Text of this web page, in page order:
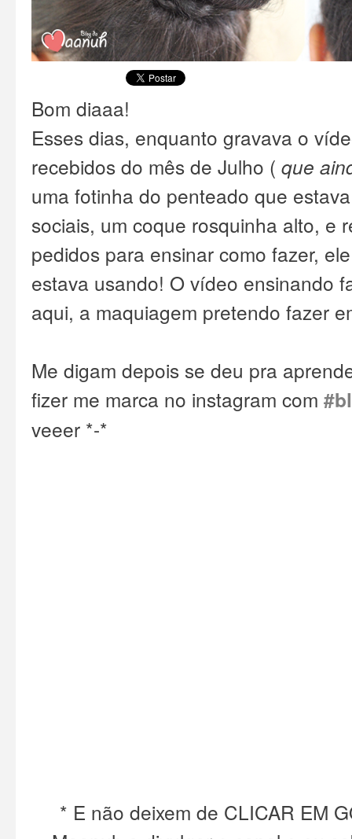
Bom diaaa!
Esses dias, enquanto gravava o
recebidos do mês de Julho ( que
uma fotinha do penteado que
sociais, um coque rosquinha alto, e
pedidos para ensinar como fazer,
estava usando! O vídeo ensinando
aqui, a maquiagem pretendo fazer
Me digam depois se deu pra
fizer me marca no instagram com
veeer *-*
* E não deixem de CLICAR EM